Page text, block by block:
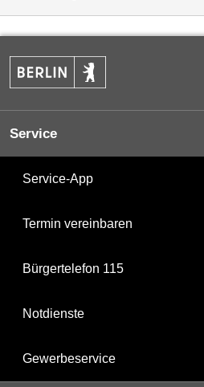
Service
Service-App
Termin vereinbaren
Bürgertelefon 115
Notdienste
Gewerbeservice